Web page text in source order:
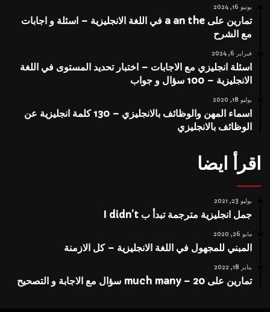
يونيو 16, 2024
تمارين على a an the في اللغة الانجليزية – اسئلة و اجابات
مع الشرح
فبراير 6, 2024
اسئلة انجليزي مع الاجابات – اختبار تحديد المستوى في اللغة
الانجليزية – 100 سؤال و جواب
يوليو 18, 2020
اسماء المهن والوظائف بالانجليزي – 130 كلمة انجليزية عن
الوظائف بالانجليزي
اقرأ ايضا
يوليو 23, 2021
جمل انجليزية مترجمة تبدأ ب I didn’t
مايو 26, 2020
المبني للمجهول في اللغة الانجليزية – كل الازمنة
يناير 18, 2022
تمارين على much many – 20 سؤال مع الاجابة و التصحيح